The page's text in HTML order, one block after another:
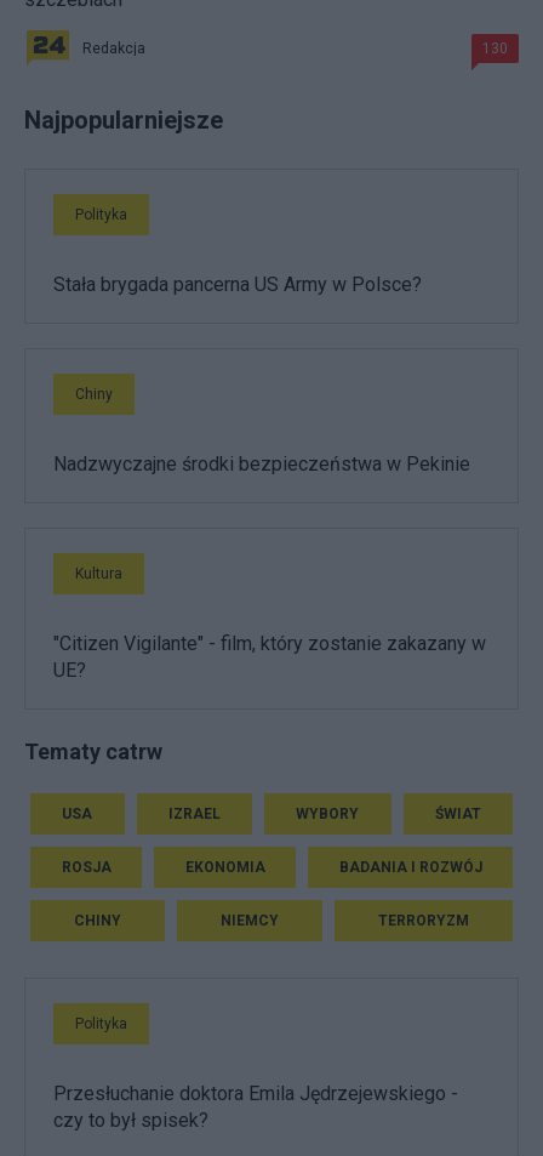
Redakcja 130
Najpopularniejsze
Polityka
Stała brygada pancerna US Army w Polsce?
Chiny
Nadzwyczajne środki bezpieczeństwa w Pekinie
Kultura
"Citizen Vigilante" - film, który zostanie zakazany w
UE?
Tematy catrw
USA IZRAEL WYBORY ŚWIAT
ROSJA EKONOMIA BADANIA I ROZWÓJ
CHINY NIEMCY TERRORYZM
Polityka
Przesłuchanie doktora Emila Jędrzejewskiego -
czy to był spisek?